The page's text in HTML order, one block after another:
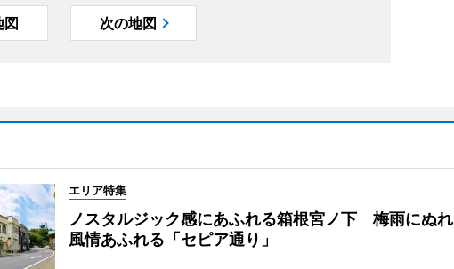
図 次の地図
エリア特集
ノスタルジック感にあふれる箱根宮ノ下 梅雨にぬれ
風情あふれる「セピア通り」